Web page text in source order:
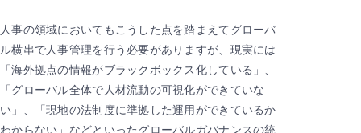
人事の領域においてもこうした点を踏まえてグローバ
ル横串で人事管理を行う必要がありますが、現実には
「海外拠点の情報がブラックボックス化している」、
「グローバル全体で人材流動の可視化ができていな
い」、「現地の法制度に準拠した運用ができているか
わからない」などといったグローバルガバナンスの統